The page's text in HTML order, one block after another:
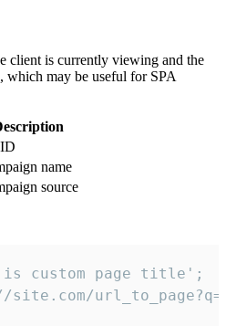
client is currently viewing and the
which may be useful for SPA
name
source
custom page title';